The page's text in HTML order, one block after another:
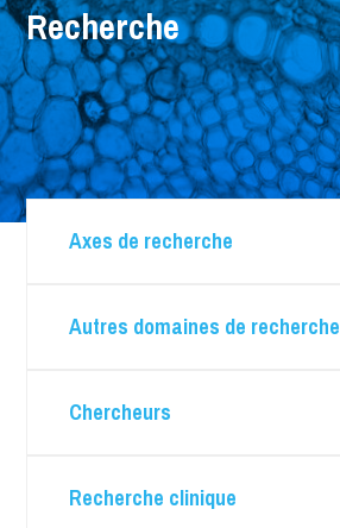
Recherche
Axes de recherche
Autres domaines de recherche
Chercheurs
Recherche clinique